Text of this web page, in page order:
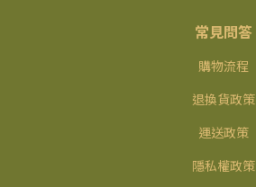
常見問答
購物流程
退換貨政策
運送政策
隱私權政策